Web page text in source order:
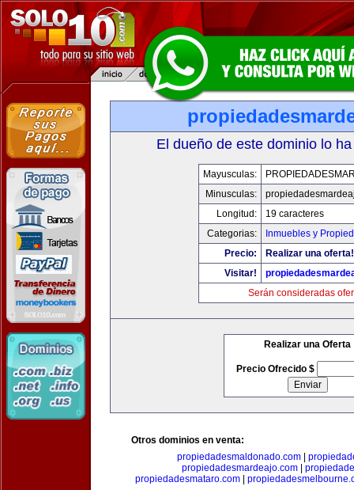
El dueño de este dominio lo
Mayusculas:
Minusculas:
Longitud:
19 caracteres
Categorias:
Inmuebles y
Precio:
Realizar una oferta!
Visitar!
Serán consideradas
Realizar una Oferta
Precio Ofrecido $
Otros dominios en venta:
propiedadesmaldonado.com|
propiedadesmardeajo.com
propiedadesmataro.com|